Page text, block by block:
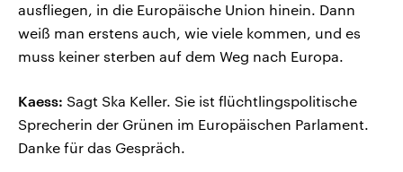
ausfliegen, in die Europäische Union hinein. Dann
weiß man erstens auch, wie viele kommen, und es
muss keiner sterben auf dem Weg nach Europa.
Kaess: Sagt Ska Keller. Sie ist flüchtlingspolitische
Sprecherin der Grünen im Europäischen Parlament.
Danke für das Gespräch.